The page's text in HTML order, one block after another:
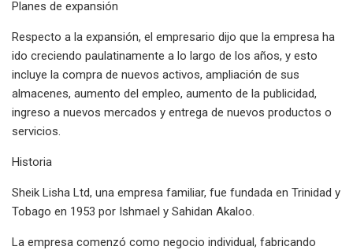
Planes de expansión
Respecto a la expansión, el empresario dijo que la empresa ha
ido creciendo paulatinamente a lo largo de los años, y esto
incluye la compra de nuevos activos, ampliación de sus
almacenes, aumento del empleo, aumento de la publicidad,
ingreso a nuevos mercados y entrega de nuevos productos o
servicios.
Historia
Sheik Lisha Ltd, una empresa familiar, fue fundada en Trinidad y
Tobago en 1953 por Ishmael y Sahidan Akaloo.
La empresa comenzó como negocio individual, fabricando